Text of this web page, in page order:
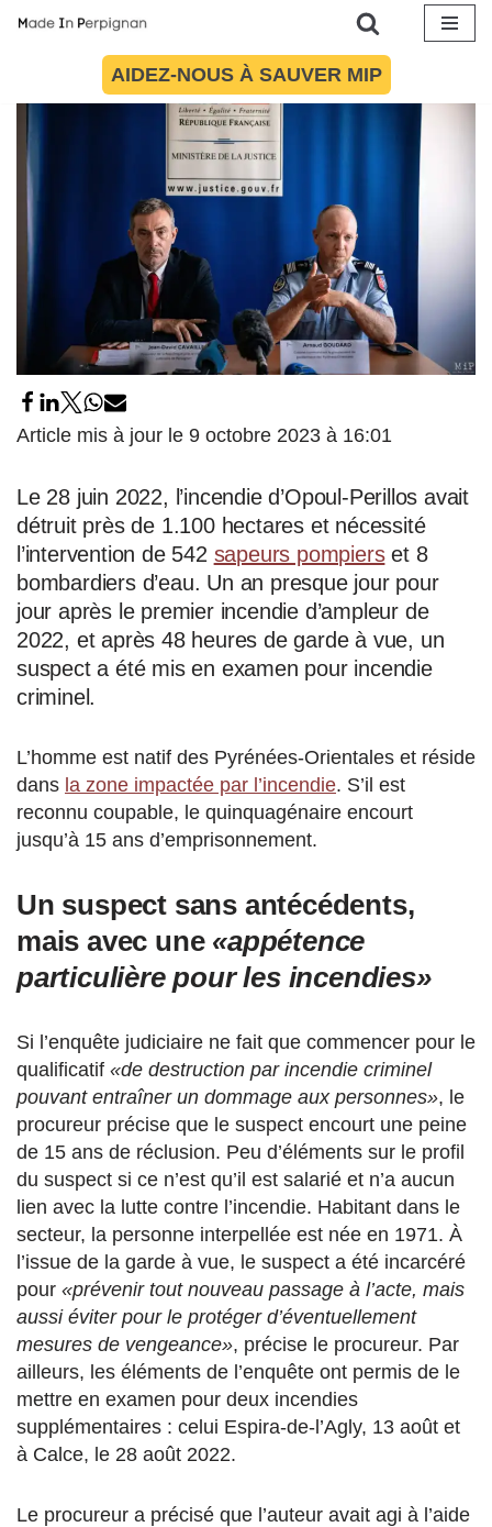
AIDEZ-NOUS À SAUVER MIP
14 juin 2023 par
Article mis à jour le 9 octobre 2023 à 16:01
Le 28 juin 2022, l’incendie d’Opoul-Perillos avait
détruit près de 1.100 hectares et nécessité
l’intervention de 542 sapeurs pompierset 8
bombardiers d’eau. Un an presque jour pour
jour après le premier incendie d’ampleur de
2022, et après 48 heures de garde à vue, un
suspect a été mis en examen pour incendie
criminel.
L’homme est natif des Pyrénées-Orientales et réside
dans la zone impactée par l’incendie. S’il est
reconnu coupable, le quinquagénaire encourt
jusqu’à 15 ans d’emprisonnement.
Un suspect sans antécédents,
mais avec une «appétence
particulière pour les incendies»
Si l’enquête judiciaire ne fait que commencer pour le
qualificatif «de destruction par incendie criminel
pouvant entraîner un dommage aux personnes», le
procureur précise que le suspect encourt une peine
de 15 ans de réclusion. Peu d’éléments sur le profil
du suspect si ce n’est qu’il est salarié et n’a aucun
lien avec la lutte contre l’incendie. Habitant dans le
secteur, la personne interpellée est née en 1971. À
l’issue de la garde à vue, le suspect a été incarcéré
pour «prévenir tout nouveau passage à l’acte, mais
aussi éviter pour le protéger d’éventuellement
mesures de vengeance», précise le procureur. Par
ailleurs, les éléments de l’enquête ont permis de le
mettre en examen pour deux incendies
supplémentaires : celui Espira-de-l’Agly, 13 août et
à Calce, le 28 août 2022.
Le procureur a précisé que l’auteur avait agi à l’aide